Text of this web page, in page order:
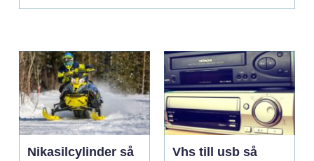
Nikasilcylinder så
Vhs till usb så